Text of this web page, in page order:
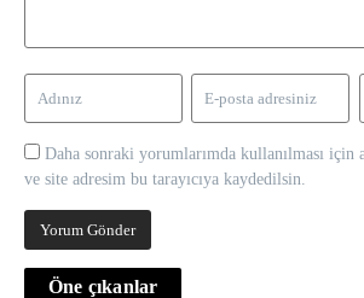
Daha sonraki yorumlarımda kullanılması için
ve site adresim bu tarayıcıya kaydedilsin.
Öne çıkanlar